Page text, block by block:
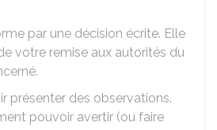
par une décision écrite. Elle
votre remise aux autorités du
présenter des observations.
pouvoir avertir (ou faire